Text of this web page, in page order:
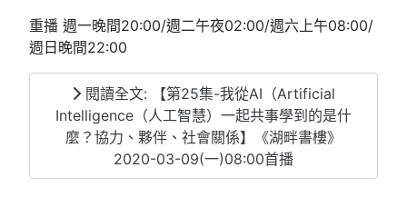
重播 週一晚間20:00/週二午夜02:00/週六上午08:00/
週日晚間22:00
閱讀全文: 【第25集-我從AI（Artificial
Intelligence（人工智慧）一起共事學到的是什
麼？協力、夥伴、社會關係】《湖畔書樓》
2020-03-09(一)08:00首播